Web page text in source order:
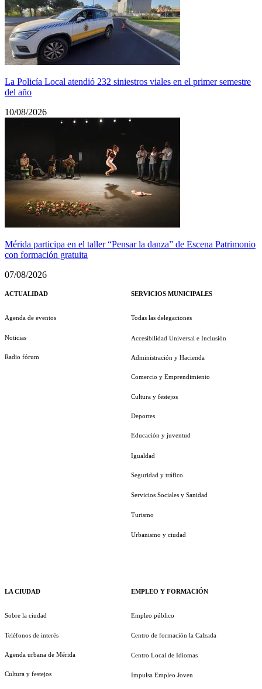
La Policía Local atendió 232 siniestros viales en el primer semestre
del año
10/08/2026
Mérida participa en el taller “Pensar la danza” de Escena Patrimonio
con formación gratuita
07/08/2026
ACTUALIDAD
Agenda de eventos
Noticias
Radio fórum
LA CIUDAD
Sobre la ciudad
Teléfonos de interés
Agenda urbana de Mérida
Cultura y festejos
SERVICIOS MUNICIPALES
Todas las delegaciones
Accesibilidad Universal e Inclusión
Administración y Hacienda
Comercio y Emprendimiento
Cultura y festejos
Deportes
Educación y juventud
Igualdad
Seguridad y tráfico
Servicios Sociales y Sanidad
Turismo
Urbanismo y ciudad
EMPLEO Y FORMACIÓN
Empleo público
Centro de formación la Calzada
Centro Local de Idiomas
Impulsa Empleo Joven